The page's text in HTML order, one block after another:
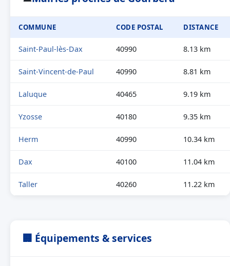
COMMUNE CODE POSTAL DISTANCE
Saint-Paul-lès-Dax 40990 8.13 km
Saint-Vincent-de-Paul 40990 8.81 km
Laluque 40465 9.19 km
Yzosse 40180 9.35 km
Herm 40990 10.34 km
Dax 40100 11.04 km
Taller 40260 11.22 km
🏢 Équipements & services